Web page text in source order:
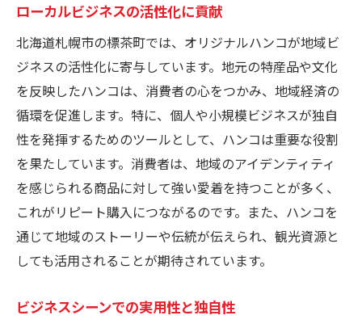
ローカルビジネスの活性化に貢献
北海道札幌市の標茶町では、オリジナルハンコが地域ビ
ジネスの活性化に寄与しています。地元の特産品や文化
を反映したハンコは、消費者の心をつかみ、地域経済の
循環を促進します。特に、個人や小規模ビジネスが独自
性を発揮するためのツールとして、ハンコは重要な役割
を果たしています。消費者は、地域のアイデンティティ
を感じられる商品に対して強い愛着を持つことが多く、
これがリピート購入につながるのです。また、ハンコを
通じて地域のストーリーや伝統が伝えられ、観光資源と
しても活用されることが期待されています。
ビジネスシーンでの実用性と独自性